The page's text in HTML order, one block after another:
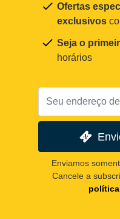
Ofertas
exclusivos
Seja o
horários
Enviamos
Cancele a